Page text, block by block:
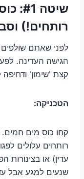
שיטה
רותחים!)
לפני שאתם
הגישה העדינה.
קצת 'שימון'
הטכניקה:
קחו כוס מים
רותחים עלולים
עדין) או
שנעים למגע אבל